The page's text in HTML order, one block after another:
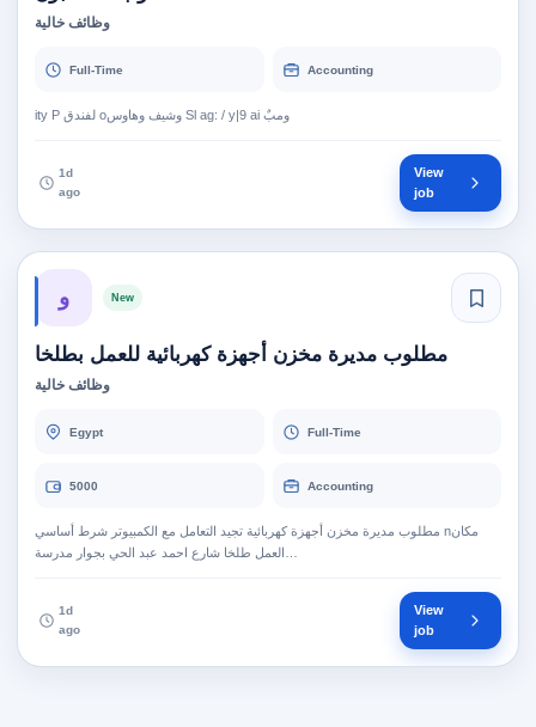
وظائف خالية
Full-Time Accounting
1d
ago
View
job
و New
مطلوب مديرة مخزن أجهزة كهربائية للعمل بطلخا
وظائف خالية
Egypt Full-Time
5000 Accounting
مطلوب مديرة مخزن أجهزة كهربائية تجيد التعامل مع الكمبيوتر شرط أساسي nمكان
1d
ago
View
job